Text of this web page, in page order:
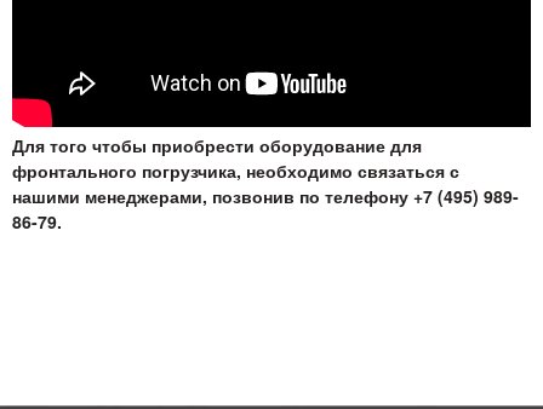
Для того чтобы приобрести оборудование для
фронтального погрузчика, необходимо связаться с
нашими менеджерами, позвонив по телефону +7 (495) 989-
86-79.